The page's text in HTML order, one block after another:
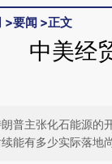
>要闻 >正文
中美经
普主张化石能源的
续能有多少实际落地